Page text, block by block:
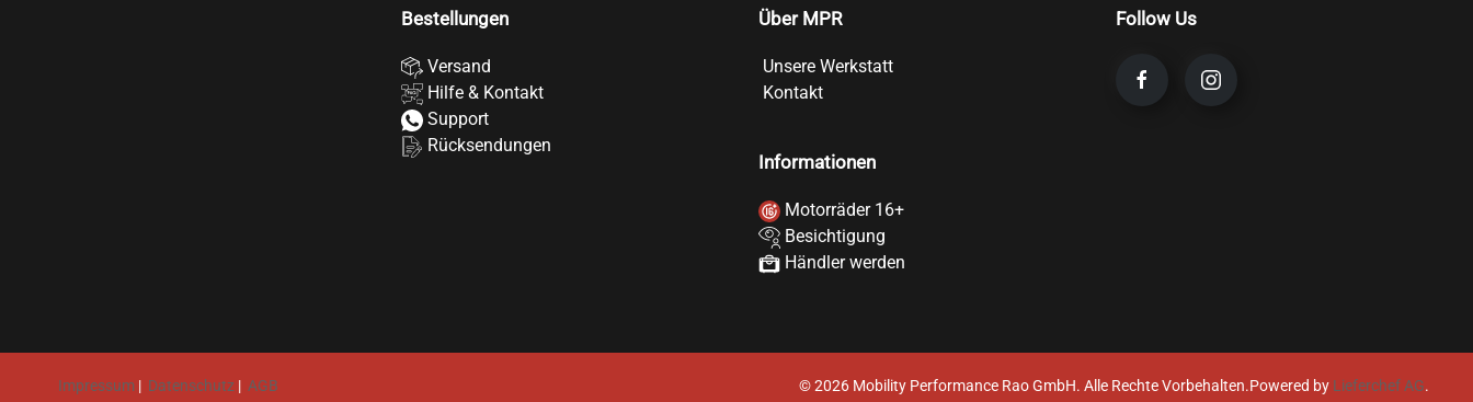
Bestellungen
Versand
Hilfe & Kontakt
Support
Rücksendungen
Über MPR
Unsere Werkstatt
Kontakt
Informationen
Motorräder 16+
Besichtigung
Händler werden
Follow Us
Impressum | Datenschutz | AGB ©2026 Mobility Performance Rao GmbH. Alle Rechte Vorbehalten.Powered by Lieferchef AG.